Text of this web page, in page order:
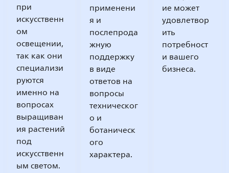
при
искусственн
ом
освещении,
так как они
специализи
руются
именно на
вопросах
выращиван
ия растений
под
искусственн
ым светом.
применени
я и
послепрода
жную
поддержку
в виде
ответов на
вопросы
техническог
о и
ботаническ
ого
характера.
ие может
удовлетвор
ить
потребност
и вашего
бизнеса.